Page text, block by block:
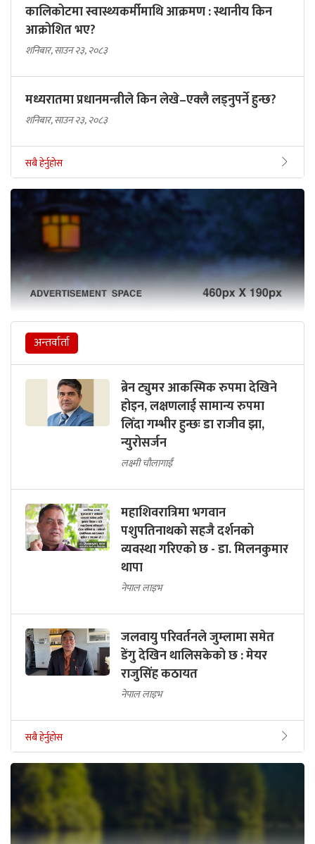
कालिकोटमा स्वास्थ्यकर्मीमाथि आक्रमण : स्थानीय किन
आक्रोशित भए?
शनिबार, साउन २३, २०८३
मध्यरातमा प्रधानमन्त्रीले किन लेखे–एक्लै लड्नुपर्ने हुन्छ?
शनिबार, साउन २३, २०८३
सबै हेर्नुहोस
अन्तर्वार्ता
ब्रेन ट्युमर आकस्मिक रुपमा देखिने
होइन, लक्षणलाई सामान्य रुपमा
लिँदा गम्भीर हुन्छः डा राजीव झा,
न्युरोसर्जन
लक्ष्मी चौलागाईं
महाशिवरात्रिमा भगवान
पशुपतिनाथको सहजै दर्शनको
व्यवस्था गरिएको छ - डा. मिलनकुमार
थापा
नेपाल लाइभ
जलवायु परिवर्तनले जुम्लामा समेत
डेंगु देखिन थालिसकेको छ : मेयर
राजुसिंह कठायत
नेपाल लाइभ
सबै हेर्नुहोस